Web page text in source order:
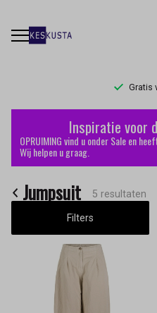
Gratis
Jumpsuit
Keskusta
Inspiratie voor
OPRUIMING vind u onder Sale en
Wij helpen u graag.
Jumpsuit 5 resultaten
Filters